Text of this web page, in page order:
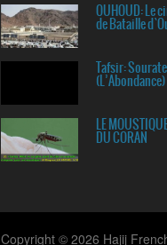
OUHOUD: Le
de Bataille
Tafsir:
(L’Abondance)
LE
DU CORAN
Copyright © 2026 Hajij